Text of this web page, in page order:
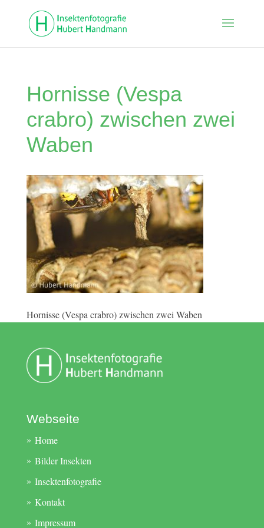
Hornisse (Vespa
crabro) zwischen zwei
Waben
Hornisse (Vespa crabro) zwischen zwei Waben
Webseite
Home
Bilder Insekten
Insektenfotografie
Kontakt
Impressum